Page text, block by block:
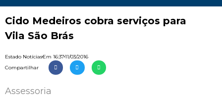
Cido Medeiros cobra serviços para
Vila São Brás
Estado NotíciasEm 16:3711/03/2016
Compartilhar
Assessoria